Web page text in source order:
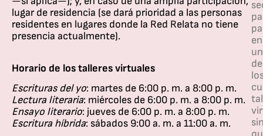
lugar de residencia (se dará prioridad a las personas
residentes en lugares donde la Red Relata no tiene
presencia actualmente).
Horario de los talleres virtuales
Escrituras del yo: martes de 6:00 p. m. a 8:00 p. m.
Lectura literaria: miércoles de 6:00 p. m. a 8:00 p. m.
Ensayo literario: jueves de 6:00 p. m. a 8:00 p. m.
Escritura híbrida: sábados 9:00 a. m. a 11:00 a. m.
en
de